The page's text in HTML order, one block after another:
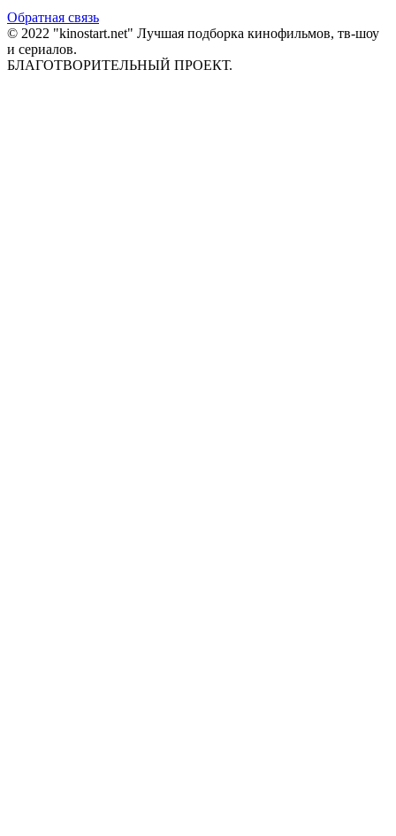
Обратная связь
© 2022 "kinostart.net" Лучшая подборка кинофильмов, тв-шоу
и сериалов.
БЛАГОТВОРИТЕЛЬНЫЙ ПРОЕКТ.